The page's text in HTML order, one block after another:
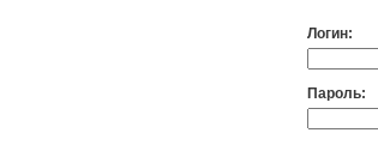
Логин:
Пароль: